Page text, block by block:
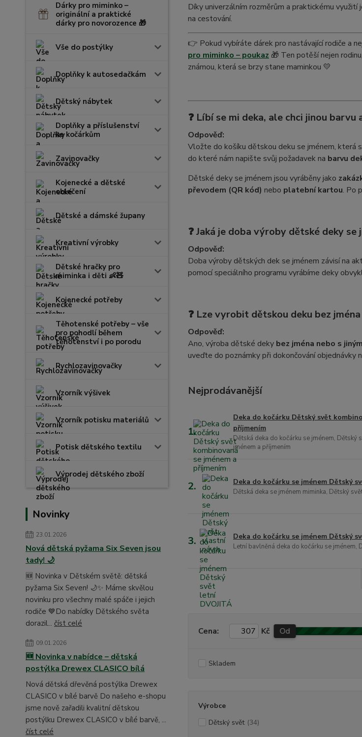
Dárky pro miminko –
originální a praktické
dárky pro novorozence 🎁
Vše do postýlky
Doplňky k autosedačkám
Dětský nábytek
Doplňky a příslušenství
ke kočárkům
Zavinovačky
Kojenecké a dětské
oblečení
Dětské a dámské župany
Kreativní výrobky
Dětské hračky pro
miminka i děti 👶🧸
Kojenecké potřeby
Těhotenské potřeby – vše
pro pohodlí během
těhotenství i po porodu
Rychlozavinovačky
Vzorník výšivek
Vzorník potisku materiálů
Potisk dětského textilu
Výprodej dětského zboží
Novinky
23.01.2026
Nová dětská pyžama Six Seven jsou
tady! 🌙
🆕 Novinka v Dětském světě: dětská
pyžama Six Seven! 🌙✨ Máme skvělou
novinku pro všechny malé spáče i jejich
rodiče 💙Do nabídky Dětského světa
dorazil... číst celé
09.01.2026
🆕 Novinka v nabídce – dětská
postýlka Drewex CLASICO bílá
Nová dětská dřevěná postýlka Drewex
CLASICO v bílé barvě Do našeho e-shopu
jsme nově zařadili kvalitní dětskou
postýlku Drewex CLASICO v bílé barvě, ...
číst celé
Díky univerzálním rozměrům a praktickému
na cestování.
👉 Pokud vybíráte dárek pro nastávající rodiče a
pro miminko – poukaz 🎁 Ten potěší nejen
známou, která se brzy stane maminkou 💛
❓ Líbí se mi deka, ale chci jinou barvu
Odpověď:
Vložte do košíku dětskou deku se jménem, která
do které nám napište svůj požadavek na barvu
Dětské deky se jménem jsou vyráběny jako
převodem (QR kód) nebo platební kartou. Po
❓Jaká je doba výroby dětské deky se
Odpověď:
Doba výroby dětských dek se jménem závisí na
pomocí speciálního programu vyrábíme deky
❓ Lze vyrobit dětskou deku bez
Odpověď:
Ano, výroba dětské deky bez jména nebo s
uveďte do poznámky při dokončování objednávky
Nejprodávanější
1.
Deka do kočárku Dětský svět
příjmením
Dětská deka do kočárku se jménem, Dětský
jménem a příjmením
2. Deka do kočárku se jménem Dětský
Dětská deka se jménem miminka, Dětský
3. Deka do kočárku se jménem Dětský
Letní bavlněná deka do kočárku se jménem,
Cena: Kč Od
Skladem
Výrobce
Dětský svět (34)